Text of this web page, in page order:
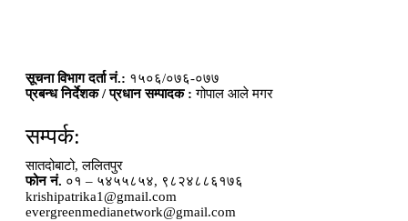
सूचना विभाग दर्ता नं.: १५०६/०७६-०७७
प्रबन्ध निर्देशक / प्रधान सम्पादक : गोपाल आले मगर
सम्पर्क:
सातदोबाटो, ललितपुर
फोन नं. ०१ – ५४५५८५४, ९८२४८८६१७६
krishipatrika1@gmail.com
evergreenmedianetwork@gmail.com